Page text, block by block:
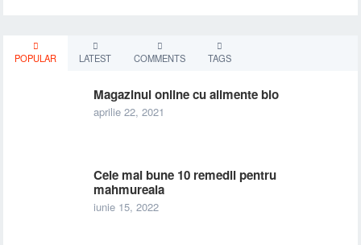
POPULAR LATEST COMMENTS TAGS
Magazinul online cu alimente bio
aprilie 22, 2021
Cele mai bune 10 remedii pentru
mahmureala
iunie 15, 2022